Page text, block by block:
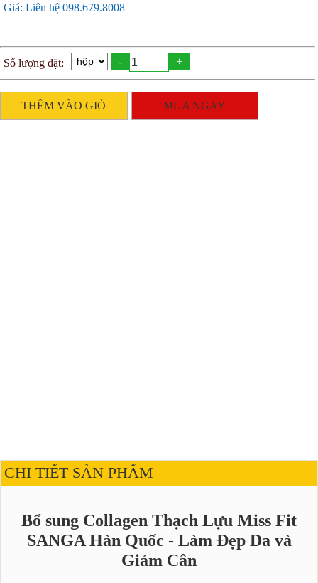
Giá: Liên hệ 098.679.8008
Số lượng đặt: - +
THÊM VÀO GIỎ MUA NGAY
CHI TIẾT SẢN PHẨM
Bổ sung Collagen Thạch Lựu Miss Fit
SANGA Hàn Quốc - Làm Đẹp Da và
Giảm Cân